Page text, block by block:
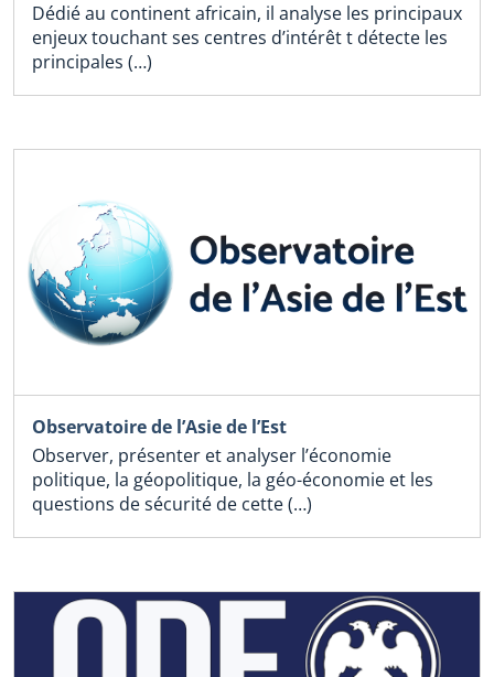
Dédié au continent africain, il analyse les principaux
enjeux touchant ses centres d’intérêt t détecte les
principales (…)
Observatoire de l’Asie de l’Est
Observer, présenter et analyser l’économie
politique, la géopolitique, la géo-économie et les
questions de sécurité de cette (…)